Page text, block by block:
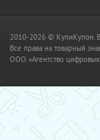
2010-2026 © КупиКупон.
Все права на товарный
OOO «Агентство